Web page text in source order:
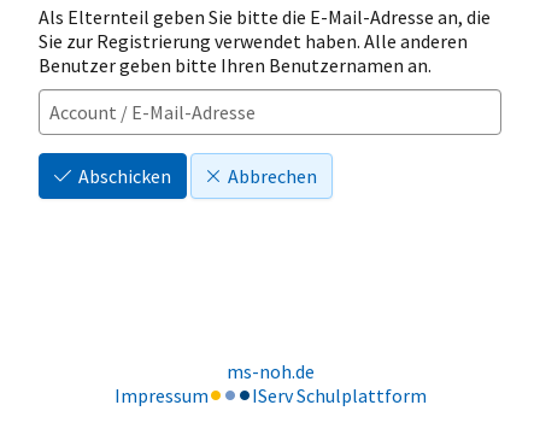
Als Elternteil geben Sie bitte die E-Mail-Adresse an, die
Sie zur Registrierung verwendet haben. Alle anderen
Benutzer geben bitte Ihren Benutzernamen an.
Abschicken Abbrechen
ms-noh.de
Impressum
IServ Schulplattform